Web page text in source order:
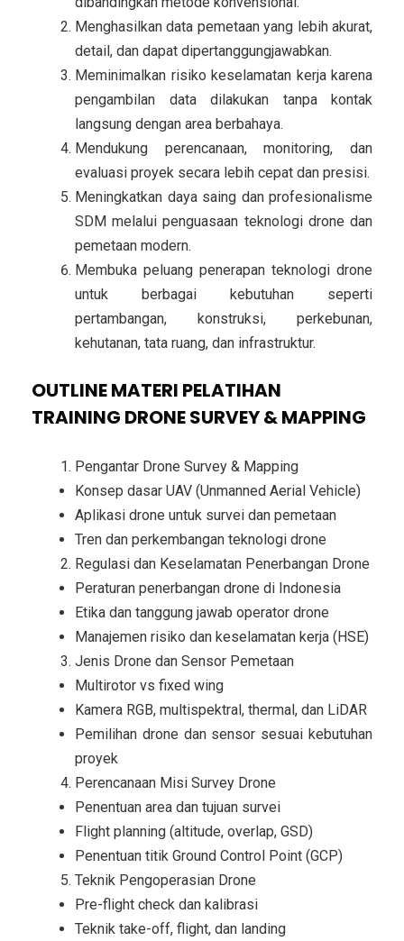
Menghasilkan data pemetaan yang lebih akurat,
detail, dan dapat dipertanggungjawabkan.
Meminimalkan risiko keselamatan kerja karena
pengambilan data dilakukan tanpa kontak
langsung dengan area berbahaya.
Mendukung perencanaan, monitoring, dan
evaluasi proyek secara lebih cepat dan presisi.
Meningkatkan daya saing dan profesionalisme
SDM melalui penguasaan teknologi drone dan
pemetaan modern.
Membuka peluang penerapan teknologi drone
untuk berbagai kebutuhan seperti
pertambangan, konstruksi, perkebunan,
kehutanan, tata ruang, dan infrastruktur.
OUTLINE MATERI PELATIHAN
TRAINING DRONE SURVEY & MAPPING
Pengantar Drone Survey & Mapping
Konsep dasar UAV (Unmanned Aerial Vehicle)
Aplikasi drone untuk survei dan pemetaan
Tren dan perkembangan teknologi drone
Regulasi dan Keselamatan Penerbangan Drone
Peraturan penerbangan drone di Indonesia
Etika dan tanggung jawab operator drone
Manajemen risiko dan keselamatan kerja (HSE)
Jenis Drone dan Sensor Pemetaan
Multirotor vs fixed wing
Kamera RGB, multispektral, thermal, dan LiDAR
Pemilihan drone dan sensor sesuai kebutuhan
proyek
Perencanaan Misi Survey Drone
Penentuan area dan tujuan survei
Flight planning (altitude, overlap, GSD)
Penentuan titik Ground Control Point (GCP)
Teknik Pengoperasian Drone
Pre-flight check dan kalibrasi
Teknik take-off, flight, dan landing